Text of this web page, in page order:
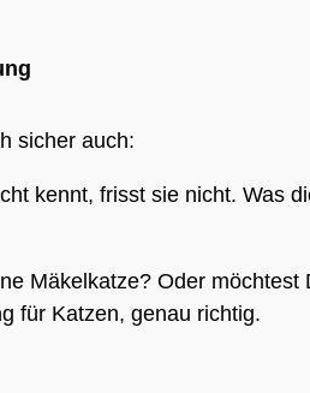
sicher auch:
kennt, frisst sie nicht. Was
Mäkelkatze? Oder
für Katzen, genau richtig.